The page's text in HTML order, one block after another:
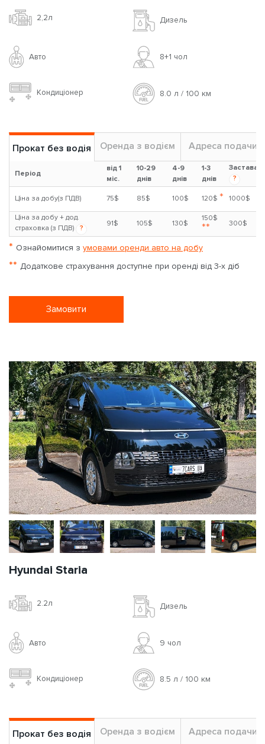
2,2л Дизель
Авто 8+1 чoл
Кондиціонер 8.0 л / 100 км
Прокат без водія Оренда з водієм Адреса подачи
Період
від 1
міс.
10-29
днів
4-9
днів
1-3
днів
Застава
?
Ціна за добу(з ПДВ) 75$ 85$ 100$ 120$ * 1000$
Ціна за добу + дод.
страховка (з ПДВ)
?
91$ 105$ 130$
150$
** 300$
* Ознайомитися з умовами оренди авто на добу
** Додаткове страхування доступне при оренді від 3-х діб
Замовити
Hyundai Staria
2.2л Дизель
Авто 9 чoл
Кондиціонер 8.5 л / 100 км
Прокат без водія Оренда з водієм Адреса подачи